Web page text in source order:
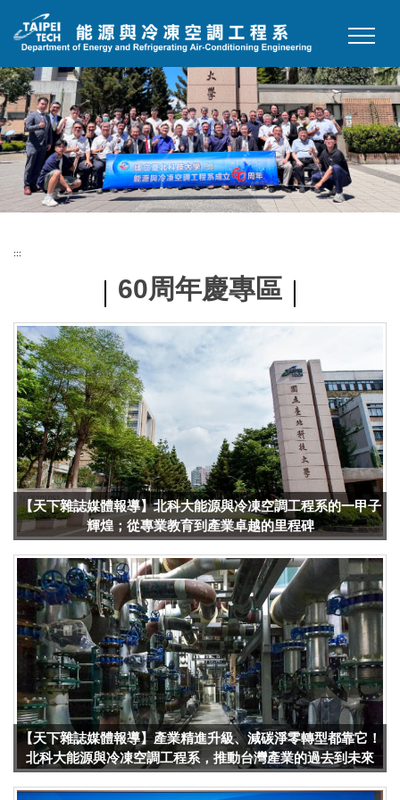
到
要
內
容
區
:::
60周年慶專區
【天下雜誌媒體報導】北科大能源與冷凍空調工程系的一甲子
輝煌；從專業教育到產業卓越的里程碑
【天下雜誌媒體報導】產業精進升級、減碳淨零轉型都靠它！
北科大能源與冷凍空調工程系，推動台灣產業的過去到未來